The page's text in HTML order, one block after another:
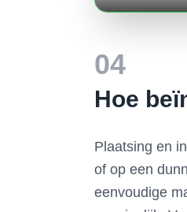
04
Hoe
Plaatsing en
of op een
eenvoudige